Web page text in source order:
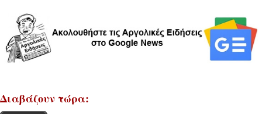
Διαβάζουν τώρα: